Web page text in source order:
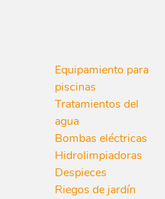
Equipamiento para
piscinas
Tratamientos del
agua
Bombas eléctricas
Hidrolimpiadoras
Despieces
Riegos de jardín